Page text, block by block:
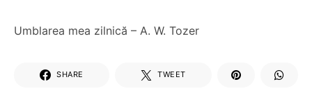
Umblarea mea zilnică – A. W. Tozer
SHARE TWEET